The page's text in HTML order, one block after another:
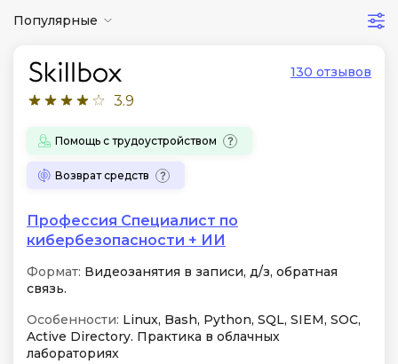
Популярные
3.9
130 отзывов
Помощь с трудоустройством
Возврат средств
Профессия Специалист по
кибербезопас­но­сти + ИИ
Формат: Видеозанятия в записи, д/з, обратная
связь.
Особенности: Linux, Bash, Python, SQL, SIEM, SOC,
Active Directory. Практика в облачных
лабораториях